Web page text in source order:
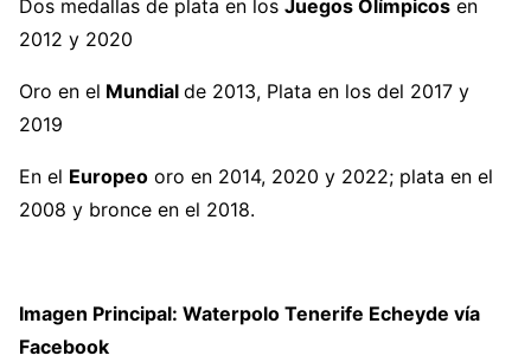
Dos medallas de plata en los Juegos Olímpicos en
2012 y 2020
Oro en el Mundial de 2013, Plata en los del 2017 y
2019
En el Europeo oro en 2014, 2020 y 2022; plata en el
2008 y bronce en el 2018.
Imagen Principal: Waterpolo Tenerife Echeyde vía
Facebook